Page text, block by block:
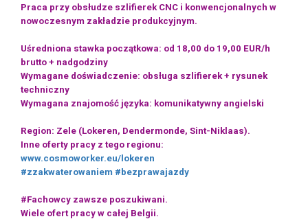
Praca przy obsłudze szlifierek CNC i konwencjonalnych w
nowoczesnym zakładzie produkcyjnym.
Uśredniona stawka początkowa: od 18,00 do 19,00 EUR/h
brutto + nadgodziny
Wymagane doświadczenie: obsługa szlifierek + rysunek
techniczny
Wymagana znajomość języka: komunikatywny angielski
Region: Zele (Lokeren, Dendermonde, Sint-Niklaas).
Inne oferty pracy z tego regionu:
www.cosmoworker.eu/lokeren
#zzakwaterowaniem #bezprawajazdy
#Fachowcy zawsze poszukiwani.
Wiele ofert pracy w całej Belgii.